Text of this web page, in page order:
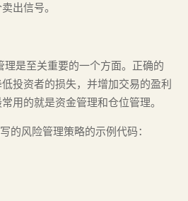
出信号。
理是至关重要的一个方面。正确的
投资者的损失，并增加交易的盈利
用的就是资金管理和仓位管理。
的风险管理策略的示例代码：